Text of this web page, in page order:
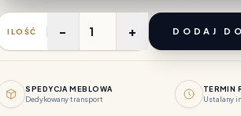
ILOŚĆ - + DODAJ
SPEDYCJA MEBLOWA
Dedykowany transport
TERMIN
Ustalany